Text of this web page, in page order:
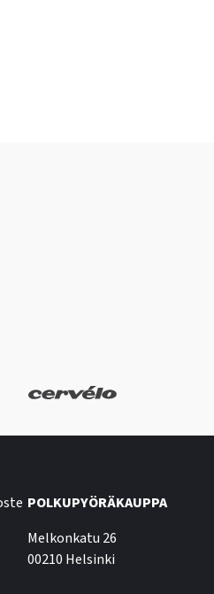
POLKUPYÖRÄKAUPPA
Melkonkatu 26
00210 Helsinki